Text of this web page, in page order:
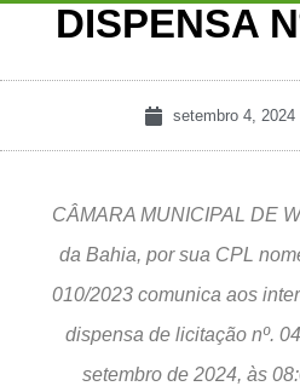
DISPENSA
setembro 4, 2024
CÂMARA MUNICIPAL DE
da Bahia, por sua CPL
010/2023 comunica aos
dispensa de licitação nº.
setembro de 2024, às